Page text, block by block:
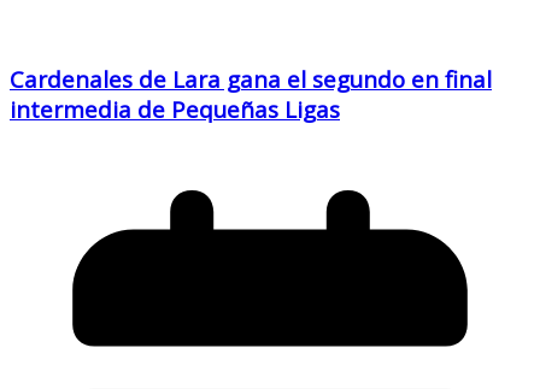
Cardenales de Lara gana el segundo en final
intermedia de Pequeñas Ligas